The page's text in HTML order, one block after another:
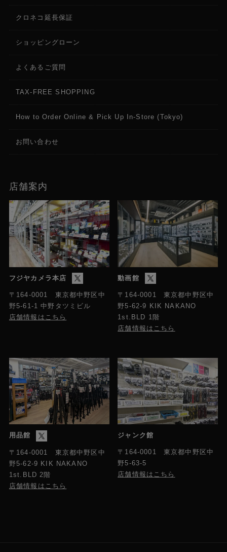
クロネコ延長保証
ショッピングローン
よくあるご質問
TAX-FREE SHOPPING
How to Order Online & Pick Up In-Store (Tokyo)
お問い合わせ
店舗案内
フジヤカメラ本店
〒164-0001 東京都中野区中
野5-61-1 中野タツミビル
店舗情報はこちら
動画館
〒164-0001 東京都中野区中
野5-62-9 KIK NAKANO
1st.BLD 1階
店舗情報はこちら
用品館
〒164-0001 東京都中野区中
野5-62-9 KIK NAKANO
1st.BLD 2階
店舗情報はこちら
ジャンク館
〒164-0001 東京都中野区中
野5-63-5
店舗情報はこちら